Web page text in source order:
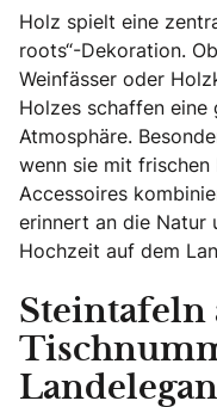
Holz spielt eine
roots“-Dekoration.
Weinfässer oder
Holzes schaffen
Atmosphäre.
wenn sie mit frischen
Accessoires
erinnert an die Natur
Hochzeit auf dem
Steintafeln